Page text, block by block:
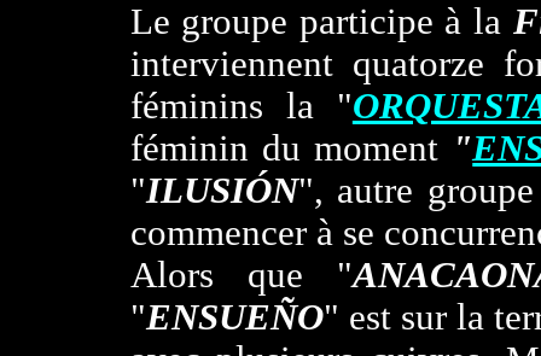
Le groupe participe à la
interviennent quatorze
féminins la "
féminin du moment "
"ILUSIÓN", autre
commencer à se
Alors que "
"ENSUEÑO" est sur la